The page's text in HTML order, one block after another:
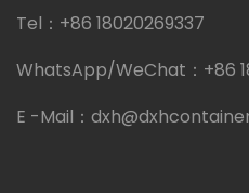
Tel： +86 18020269337
WhatsApp/WeChat： +86
E -Mail：